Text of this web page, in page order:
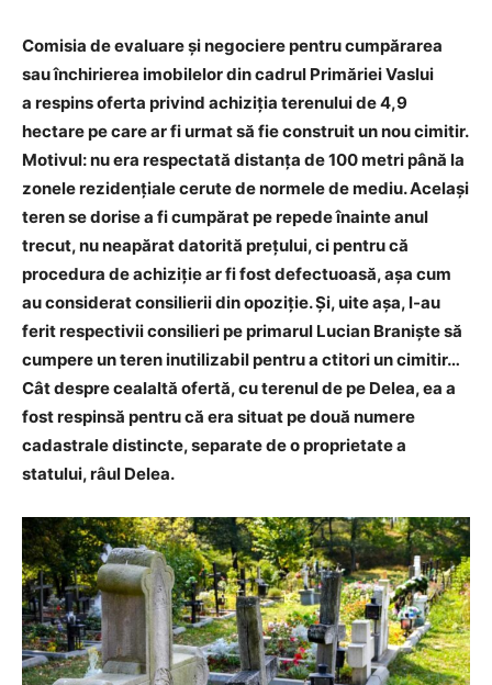
Comisia de evaluare și negociere pentru cumpărarea
sau închirierea imobilelor din cadrul Primăriei Vaslui
a respins oferta privind achiziția terenului de 4,9
hectare pe care ar fi urmat să fie construit un nou cimitir.
Motivul: nu era respectată distanța de 100 metri până la
zonele rezidențiale cerute de normele de mediu. Același
teren se dorise a fi cumpărat pe repede înainte anul
trecut, nu neapărat datorită prețului, ci pentru că
procedura de achiziție ar fi fost defectuoasă, așa cum
au considerat consilierii din opoziție. Și, uite așa, l-au
ferit respectivii consilieri pe primarul Lucian Braniște să
cumpere un teren inutilizabil pentru a ctitori un cimitir…
Cât despre cealaltă ofertă, cu terenul de pe Delea, ea a
fost respinsă pentru că era situat pe două numere
cadastrale distincte, separate de o proprietate a
statului, râul Delea.